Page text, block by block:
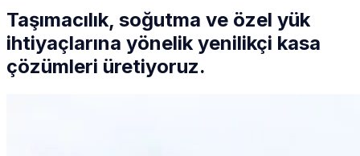
Taşımacılık, soğutma ve özel yük
ihtiyaçlarına yönelik yenilikçi kasa
çözümleri üretiyoruz.